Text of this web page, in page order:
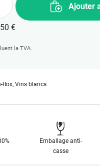
Ajouter
€
la TVA.
Box, Vins blancs
Emballage anti-
casse